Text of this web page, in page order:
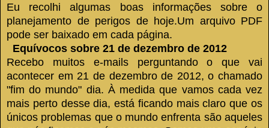
Eu recolhi algumas boas informações sobre o
planejamento de perigos de hoje.Um arquivo PDF
pode ser baixado em cada página.
Equívocos sobre 21 de dezembro de 2012
Recebo muitos e-mails perguntando o que vai
acontecer em 21 de dezembro de 2012, o chamado
"fim do mundo" dia. À medida que vamos cada vez
mais perto desse dia, está ficando mais claro que os
únicos problemas que o mundo enfrenta são aqueles